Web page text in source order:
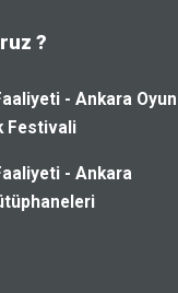
?
- Ankara Oyun
Festivali
- Ankara